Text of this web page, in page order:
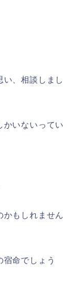
い、相談しまし
かいないってい
かもしれません
命でしょう